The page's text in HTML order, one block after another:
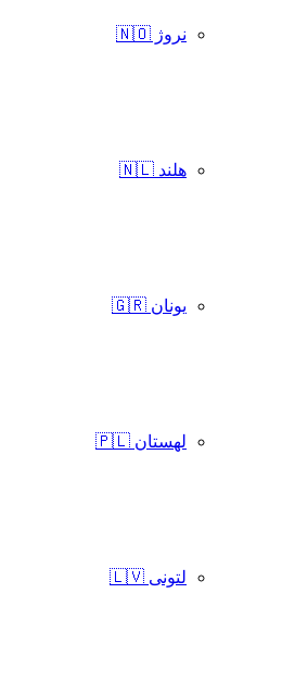
نروژ 🇳🇴
هلند 🇳🇱
یونان 🇬🇷
لهستان 🇵🇱
لتونی 🇱🇻